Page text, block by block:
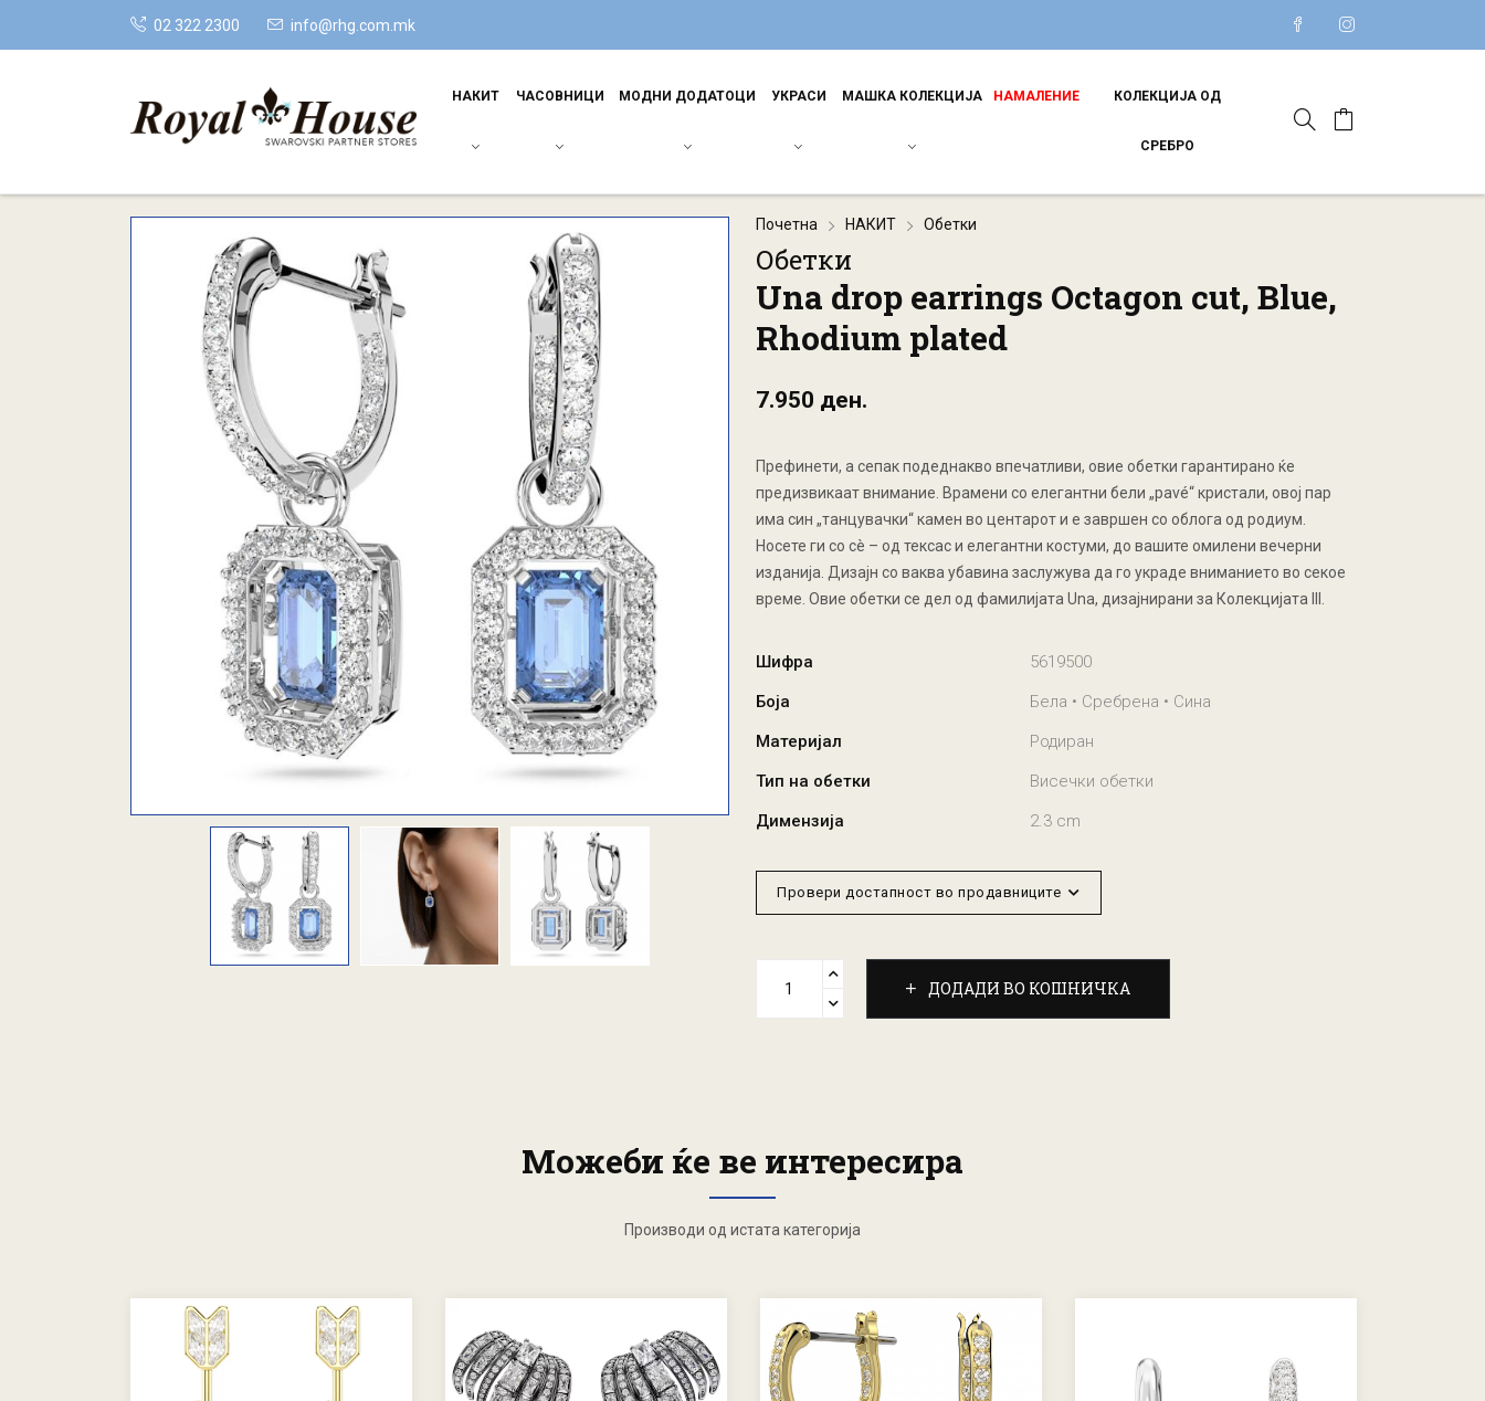
02 322 2300 info@rhg.com.mk
НАКИТ ЧАСОВНИЦИ МОДНИ ДОДАТОЦИ УКРАСИ МАШКА КОЛЕКЦИЈА НАМАЛЕНИЕ КОЛЕКЦИЈА ОД
СРЕБРО
Почетна НАКИТ Обетки
Обетки
Una drop earrings Octagon cut, Blue,
Rhodium plated
7.950 ден.
Префинети, а сепак подеднакво впечатливи, овие обетки гарантирано ќе
предизвикаат внимание. Врамени со елегантни бели „pavé“ кристали, овој пар
има син „танцувачки“ камен во центарот и е завршен со облога од родиум.
Носете ги со сè – од тексас и елегантни костуми, до вашите омилени вечерни
изданија. Дизајн со ваква убавина заслужува да го украде вниманието во секое
време. Овие обетки се дел од фамилијата Una, дизајнирани за Колекцијата III.
Шифра
5619500
Боја
Бела • Сребрена • Сина
Материјал
Родиран
Тип на обетки
Висечки обетки
Димензија
2.3 cm
Провери достапност во продавниците
ДОДАДИ ВО КОШНИЧКА
Можеби ќе ве интересира
Производи од истата категорија